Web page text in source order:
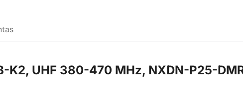
UHF 380-470 MHz, NXDN-P25-